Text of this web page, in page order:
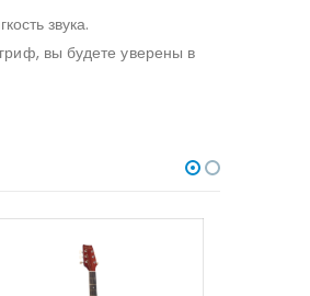
звука.
вы будете уверены в